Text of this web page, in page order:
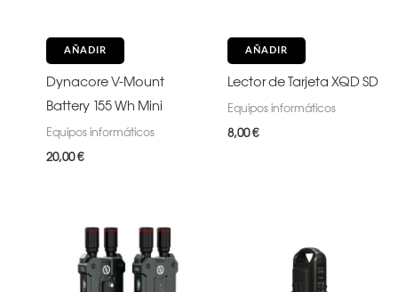
AÑADIR
Dynacore V-Mount
Battery 155 Wh Mini
Equipos informáticos
20,00€
AÑADIR
Lector de Tarjeta XQD SD
Equipos informáticos
8,00€